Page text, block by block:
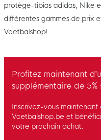
protège-tibias adidas, Nike
différentes gammes de prix
Voetbalshop!
Profitez maintenant
supplémentaire de
Inscrivez-vous
Voetbalshop.be et
votre prochain achat.